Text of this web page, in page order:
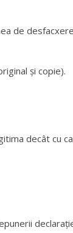
de
și copie).
decât cu